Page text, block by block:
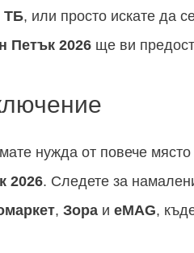
ТБ, или просто искате да
Петък 2026 ще ви
нужда от повече
2026. Следете за
, Зора и eMAG,